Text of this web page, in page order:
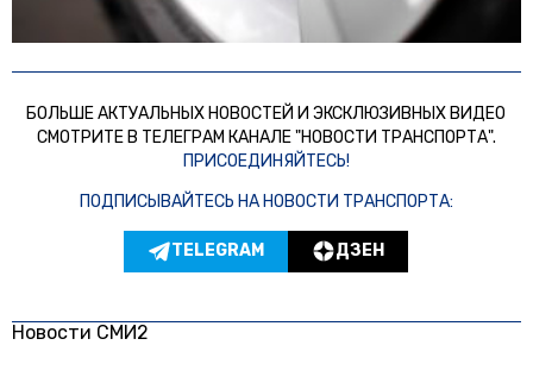
БОЛЬШЕ АКТУАЛЬНЫХ НОВОСТЕЙ И ЭКСКЛЮЗИВНЫХ ВИДЕО
СМОТРИТЕ В ТЕЛЕГРАМ КАНАЛЕ "НОВОСТИ ТРАНСПОРТА".
ПРИСОЕДИНЯЙТЕСЬ!
ПОДПИСЫВАЙТЕСЬ НА НОВОСТИ ТРАНСПОРТА:
TELEGRAM ДЗЕН
Новости СМИ2